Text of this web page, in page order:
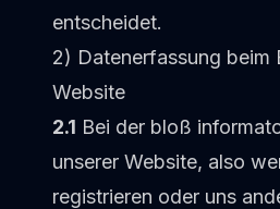
entscheidet.
2) Datenerfassung beim
Website
2.1 Bei der bloß
unserer Website, also
registrieren oder uns